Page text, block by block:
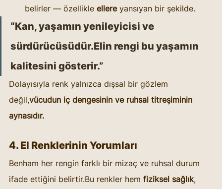
belirler — özellikle ellere yansıyan bir şekilde.
“Kan, yaşamın yenileyicisi ve
sürdürücüsüdür.Elin rengi bu yaşamın
kalitesini gösterir.”
Dolayısıyla renk yalnızca dışsal bir gözlem
değil,vücudun iç dengesinin ve ruhsal titreşiminin
aynasıdır.
4. El Renklerinin Yorumları
Benham her rengin farklı bir mizaç ve ruhsal durum
ifade ettiğini belirtir.Bu renkler hem fiziksel sağlık,